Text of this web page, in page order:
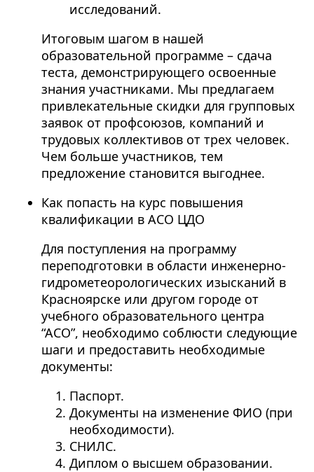
исследований.
Итоговым шагом в нашей
образовательной программе – сдача
теста, демонстрирующего освоенные
знания участниками. Мы предлагаем
привлекательные скидки для групповых
заявок от профсоюзов, компаний и
трудовых коллективов от трех человек.
Чем больше участников, тем
предложение становится выгоднее.
Как попасть на курс повышения
квалификации в АСО ЦДО
Для поступления на программу
переподготовки в области инженерно-
гидрометеорологических изысканий в
Красноярске или другом городе от
учебного образовательного центра
“АСО”, необходимо соблюсти следующие
шаги и предоставить необходимые
документы:
Паспорт.
Документы на изменение ФИО (при
необходимости).
СНИЛС.
Диплом о высшем образовании.